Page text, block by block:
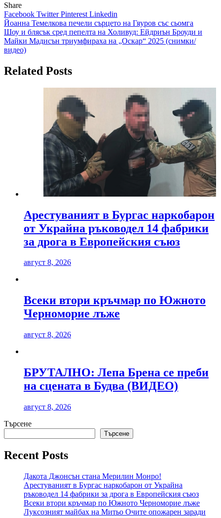
Share
Facebook TwitterPinterest Linkedin
Навигация
Йоанна Темелкова печели сърцето на Гяуров със сьомга
Шоу и блясък сред пепелта на Холивуд: Ейдриън Броуди и
Майки Мадисън триумфираха на „Оскар“ 2025 (снимки/
видео)
Related Posts
Арестуваният в Бургас наркобарон
от Украйна ръководел 14 фабрики
за дрога в Европейския съюз
август 8, 2026
Всеки втори кръчмар по Южното
Черноморие лъже
август 8, 2026
БРУТАЛНО: Лепа Брена се преби
на сцената в Будва (ВИДЕО)
август 8, 2026
Търсене
Търсене
Recent Posts
Дакота Джонсън стана Мерилин Монро!
Арестуваният в Бургас наркобарон от Украйна
ръководел 14 фабрики за дрога в Европейския съюз
Всеки втори кръчмар по Южното Черноморие лъже
Луксозният майбах на Митьо Очите опожарен заради